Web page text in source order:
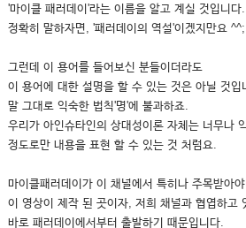
'마이클 패러데이'라는 이름을 알고 계실 것입니다.
정확히 말하자면, '패러데이의 역설'이겠지만요 ^^;
그런데 이 용어를 들어보신 분들이더라도
이 용어에 대한 설명을 할 수 있는 것은 아닐 것입
말 그대로 익숙한 법칙'명'에 불과하죠.
우리가 아인슈타인의 상대성이론 자체는 너무나
정도로만 내용을 표현 할 수 있는 것 처럼요.
마이클패러데이가 이 채널에서 특히나 주목받아
이 영상이 제작 된 곳이자, 저희 채널과 협엽하고
바로 패러데이에서부터 출발하기 때문입니다.